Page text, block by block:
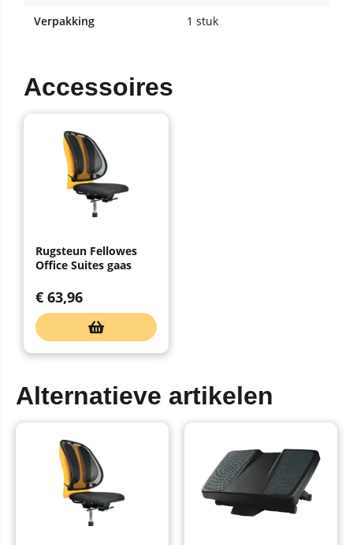
Verpakking 1 stuk
Accessoires
Rugsteun Fellowes
Office Suites gaas
€ 63,96
Alternatieve artikelen